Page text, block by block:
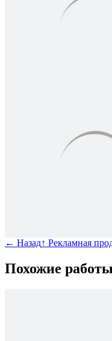
← Назад↑ Рекламная
Похожие